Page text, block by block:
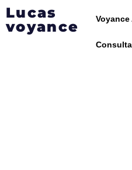
Lucas
voyance
Voyance